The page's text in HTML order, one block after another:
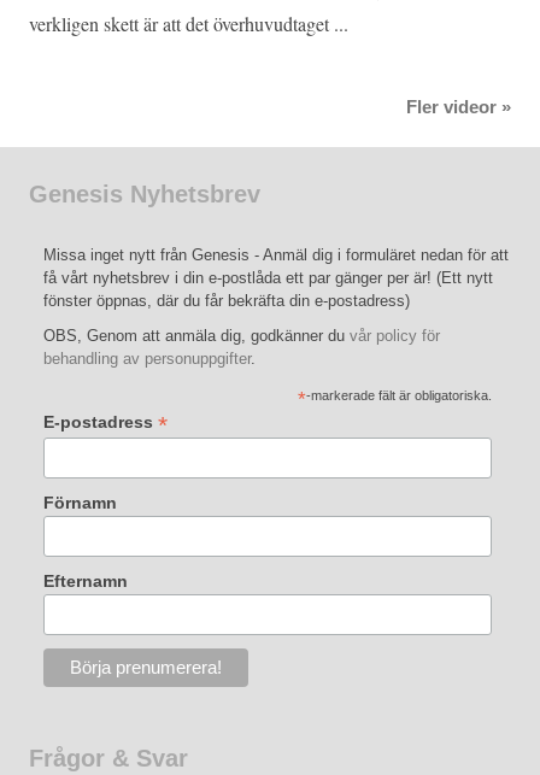
verkligen skett är att det överhuvudtaget ...
Fler videor »
Genesis Nyhetsbrev
Missa inget nytt från Genesis - Anmäl dig i formuläret nedan för att
få vårt nyhetsbrev i din e-postlåda ett par gänger per är! (Ett nytt
fönster öppnas, där du får bekräfta din e-postadress)
OBS, Genom att anmäla dig, godkänner du vår policy för
behandling av personuppgifter.
*-markerade fält är obligatoriska.
E-postadress *
Förnamn
Efternamn
Frågor & Svar